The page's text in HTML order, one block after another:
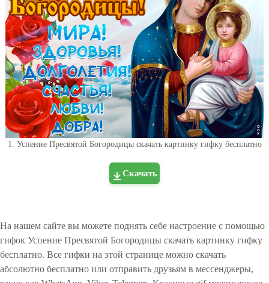
1. Успение Пресвятой Богородицы скачать картинку гифку бесплатно
Скачать
На нашем сайте вы можете поднять себе настроение с помощью
гифок Успение Пресвятой Богородицы скачать картинку гифку
бесплатно. Все гифки на этой странице можно скачать
абсолютно бесплатно или отправить друзьям в мессенджеры,